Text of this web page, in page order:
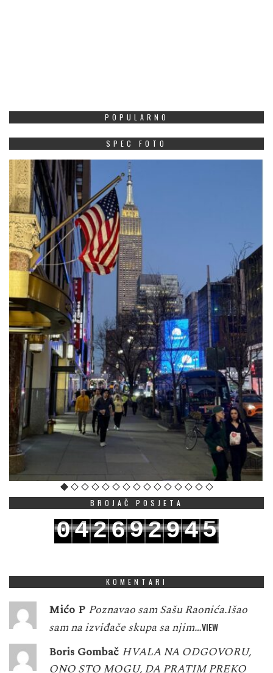
POPULARNO
SPEC FOTO
BROJAČ POSJETA
042692945
KOMENTARI
Mićo P Poznavao sam Sašu Raonića.Išao
sam na izviđače skupa sa njim…VIEW
Boris Gombač HVALA NA ODGOVORU,
ONO STO MOGU, DA PRATIM PREKO